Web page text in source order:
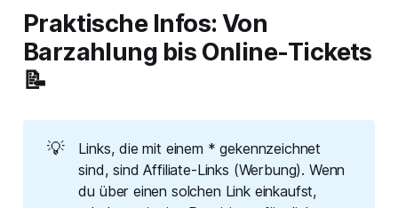
Praktische Infos: Von
Barzahlung bis Online-Tickets
📝
💡
Links, die mit einem * gekennzeichnet
sind, sind Affiliate-Links (Werbung). Wenn
du über einen solchen Link einkaufst,